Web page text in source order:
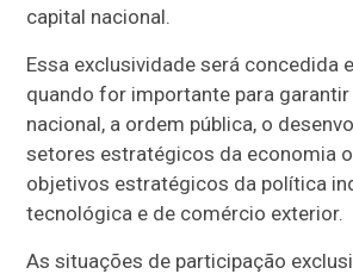
capital nacional.
Essa exclusividade será concedida
quando for importante para garantir
nacional, a ordem pública, o
setores estratégicos da economia
objetivos estratégicos da política
tecnológica e de comércio exterior.
As situações de participação